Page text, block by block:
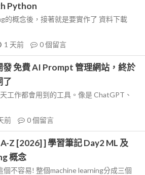
Python
的概念後，接著就是要實作了 資料下載
1 天前 0個留言
發 免費 AI Prompt 管理網站，終於
了
工作都會用到的工具。像是 ChatGPT、
前 0個留言
Z [2026] ] 學習筆記 Day2 ML 及
概念
不容易! 整個machine learning分成三個